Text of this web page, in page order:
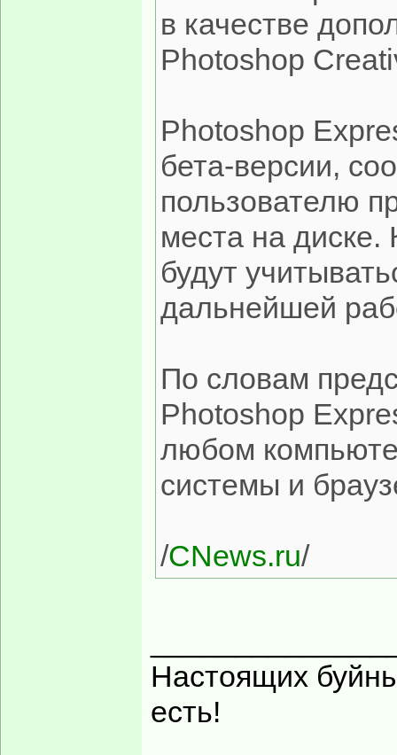
в качестве
Photoshop
Photoshop
бета-версии,
пользователю
места на диске.
будут
дальнейшей
По словам
Photoshop
любом
системы и
/CNews.ru/
Настоящих
есть!